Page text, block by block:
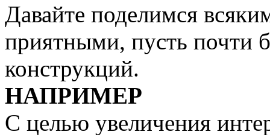
Давайте поделимся
приятными, пусть почти
конструкций.
НАПРИМЕР
С целью увеличения